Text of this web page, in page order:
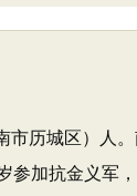
历城区）人。
参加抗金义军